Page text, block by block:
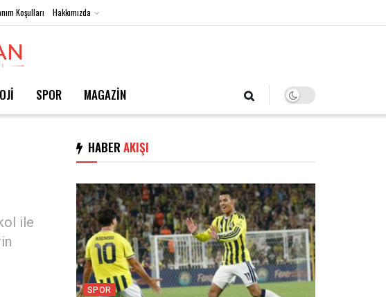
Koşulları Hakkımızda
SPOR MAGAZİN
ile
HABER AKIŞI
SPOR